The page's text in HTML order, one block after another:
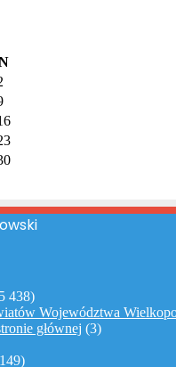
438)
Województwa
głównej (3)